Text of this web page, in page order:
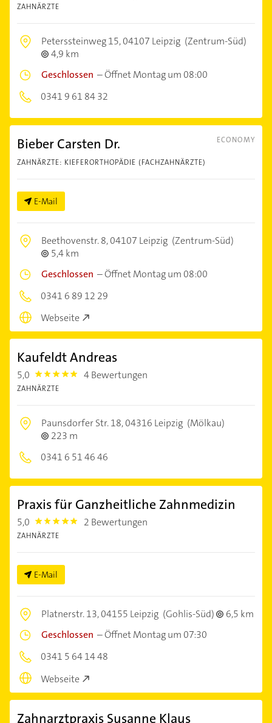
ZAHNÄRZTE
Peterssteinweg 15,04107 Leipzig (Zentrum-Süd)
4,9 km
Geschlossen –Öffnet Montag um 08:00
0341 9 61 84 32
ECONOMY
Bieber Carsten Dr.
ZAHNÄRZTE: KIEFERORTHOPÄDIE (FACHZAHNÄRZTE)
E-Mail
Beethovenstr. 8,04107 Leipzig (Zentrum-Süd)
5,4 km
Geschlossen –Öffnet Montag um 08:00
0341 6 89 12 29
Webseite
Kaufeldt Andreas
5,0 5.0 4 Bewertungen
ZAHNÄRZTE
Paunsdorfer Str. 18,04316 Leipzig (Mölkau)
223 m
0341 6 51 46 46
Praxis für Ganzheitliche Zahnmedizin
5,0 5.0 2 Bewertungen
ZAHNÄRZTE
E-Mail
Platnerstr. 13,04155 Leipzig (Gohlis-Süd)
6,5 km
Geschlossen –Öffnet Montag um 07:30
0341 5 64 14 48
Webseite
Zahnarztpraxis Susanne Klaus